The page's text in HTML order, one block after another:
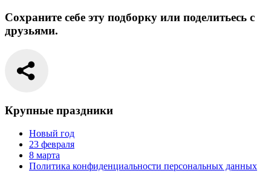
Сохраните себе эту подборку или поделитьесь с
друзьями.
Крупные праздники
Новый год
23 февраля
8 марта
Политика конфиденциальности персональных данных